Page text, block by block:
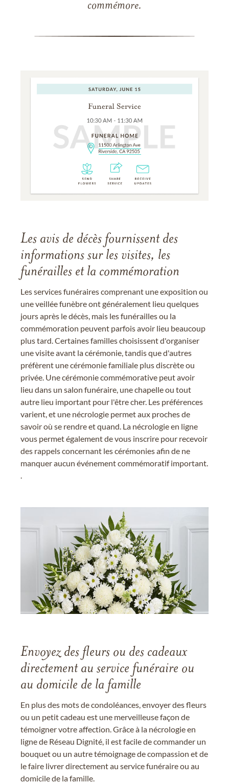
commémore.
Les avis de décès fournissent des
informations sur les visites, les
funérailles et la commémoration
Les services funéraires comprenant une exposition ou
une veillée funèbre ont généralement lieu quelques
jours après le décès, mais les funérailles ou la
commémoration peuvent parfois avoir lieu beaucoup
plus tard. Certaines familles choisissent d'organiser
une visite avant la cérémonie, tandis que d'autres
préfèrent une cérémonie familiale plus discrète ou
privée. Une cérémonie commémorative peut avoir
lieu dans un salon funéraire, une chapelle ou tout
autre lieu important pour l'être cher. Les préférences
varient, et une nécrologie permet aux proches de
savoir où se rendre et quand. La nécrologie en ligne
vous permet également de vous inscrire pour recevoir
des rappels concernant les cérémonies afin de ne
manquer aucun événement commémoratif important.
Envoyez des fleurs ou des cadeaux
directement au service funéraire ou
au domicile de la famille
En plus des mots de condoléances, envoyer des fleurs
ou un petit cadeau est une merveilleuse façon de
témoigner votre affection. Grâce à la nécrologie en
ligne de Réseau Dignité, il est facile de commander un
bouquet ou un autre témoignage de compassion et de
le faire livrer directement au service funéraire ou au
domicile de la famille.